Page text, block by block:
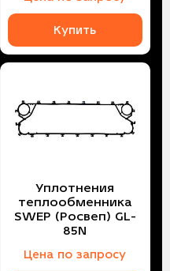
Купить
Уплотнения
теплообменника
SWEP (Росвеп) GL-
85N
Цена по запросу